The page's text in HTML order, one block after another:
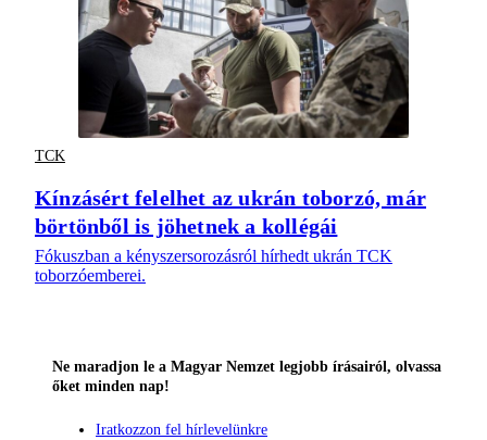
TCK
Kínzásért felelhet az ukrán toborzó, már
börtönből is jöhetnek a kollégái
Fókuszban a kényszersorozásról hírhedt ukrán TCK
toborzóemberei.
Ne maradjon le a Magyar Nemzet legjobb írásairól, olvassa
őket minden nap!
Iratkozzon fel hírlevelünkre